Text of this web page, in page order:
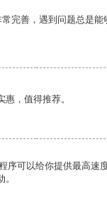
完善，遇到问题总是
，值得推荐。
序可以给你提供最高速